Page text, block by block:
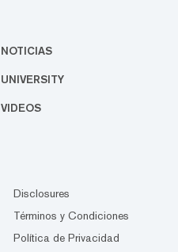
NOTICIAS
UNIVERSITY
VIDEOS
Disclosures
Términos y Condiciones
Política de Privacidad